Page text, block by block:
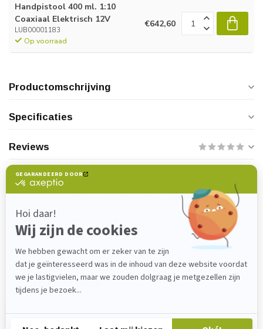
Handpistool 400 ml. 1:10
Coaxiaal Elektrisch 12V
LUB00001183
Op voorraad
€642,60
Productomschrijving
Specificaties
Reviews
Heeft u vragen over dit product?
Neem gerust contact op met onze
verkoop@lijmenwinkel.nl
of +31 (0)85 4011571 . Wij helpen u graag!
Recent bekeken